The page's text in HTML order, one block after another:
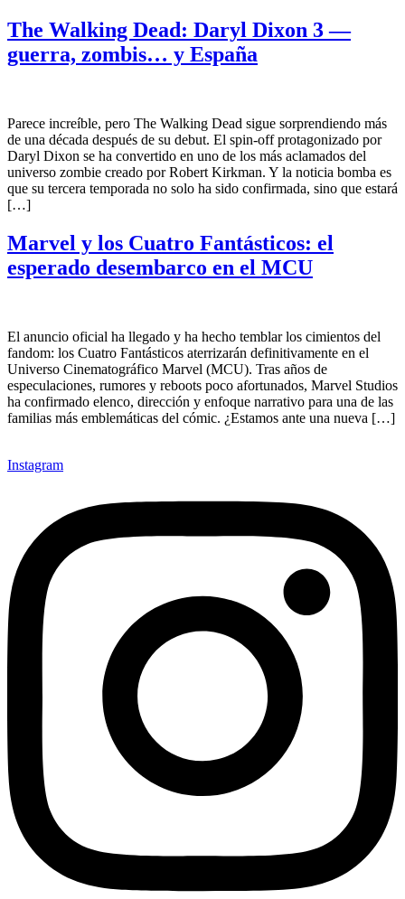
The Walking Dead: Daryl Dixon 3 —
guerra, zombis… y España
Parece increíble, pero The Walking Dead sigue sorprendiendo más
de una década después de su debut. El spin-off protagonizado por
Daryl Dixon se ha convertido en uno de los más aclamados del
universo zombie creado por Robert Kirkman. Y la noticia bomba es
que su tercera temporada no solo ha sido confirmada, sino que estará
[…]
Marvel y los Cuatro Fantásticos: el
esperado desembarco en el MCU
El anuncio oficial ha llegado y ha hecho temblar los cimientos del
fandom: los Cuatro Fantásticos aterrizarán definitivamente en el
Universo Cinematográfico Marvel (MCU). Tras años de
especulaciones, rumores y reboots poco afortunados, Marvel Studios
ha confirmado elenco, dirección y enfoque narrativo para una de las
familias más emblemáticas del cómic. ¿Estamos ante una nueva […]
Instagram